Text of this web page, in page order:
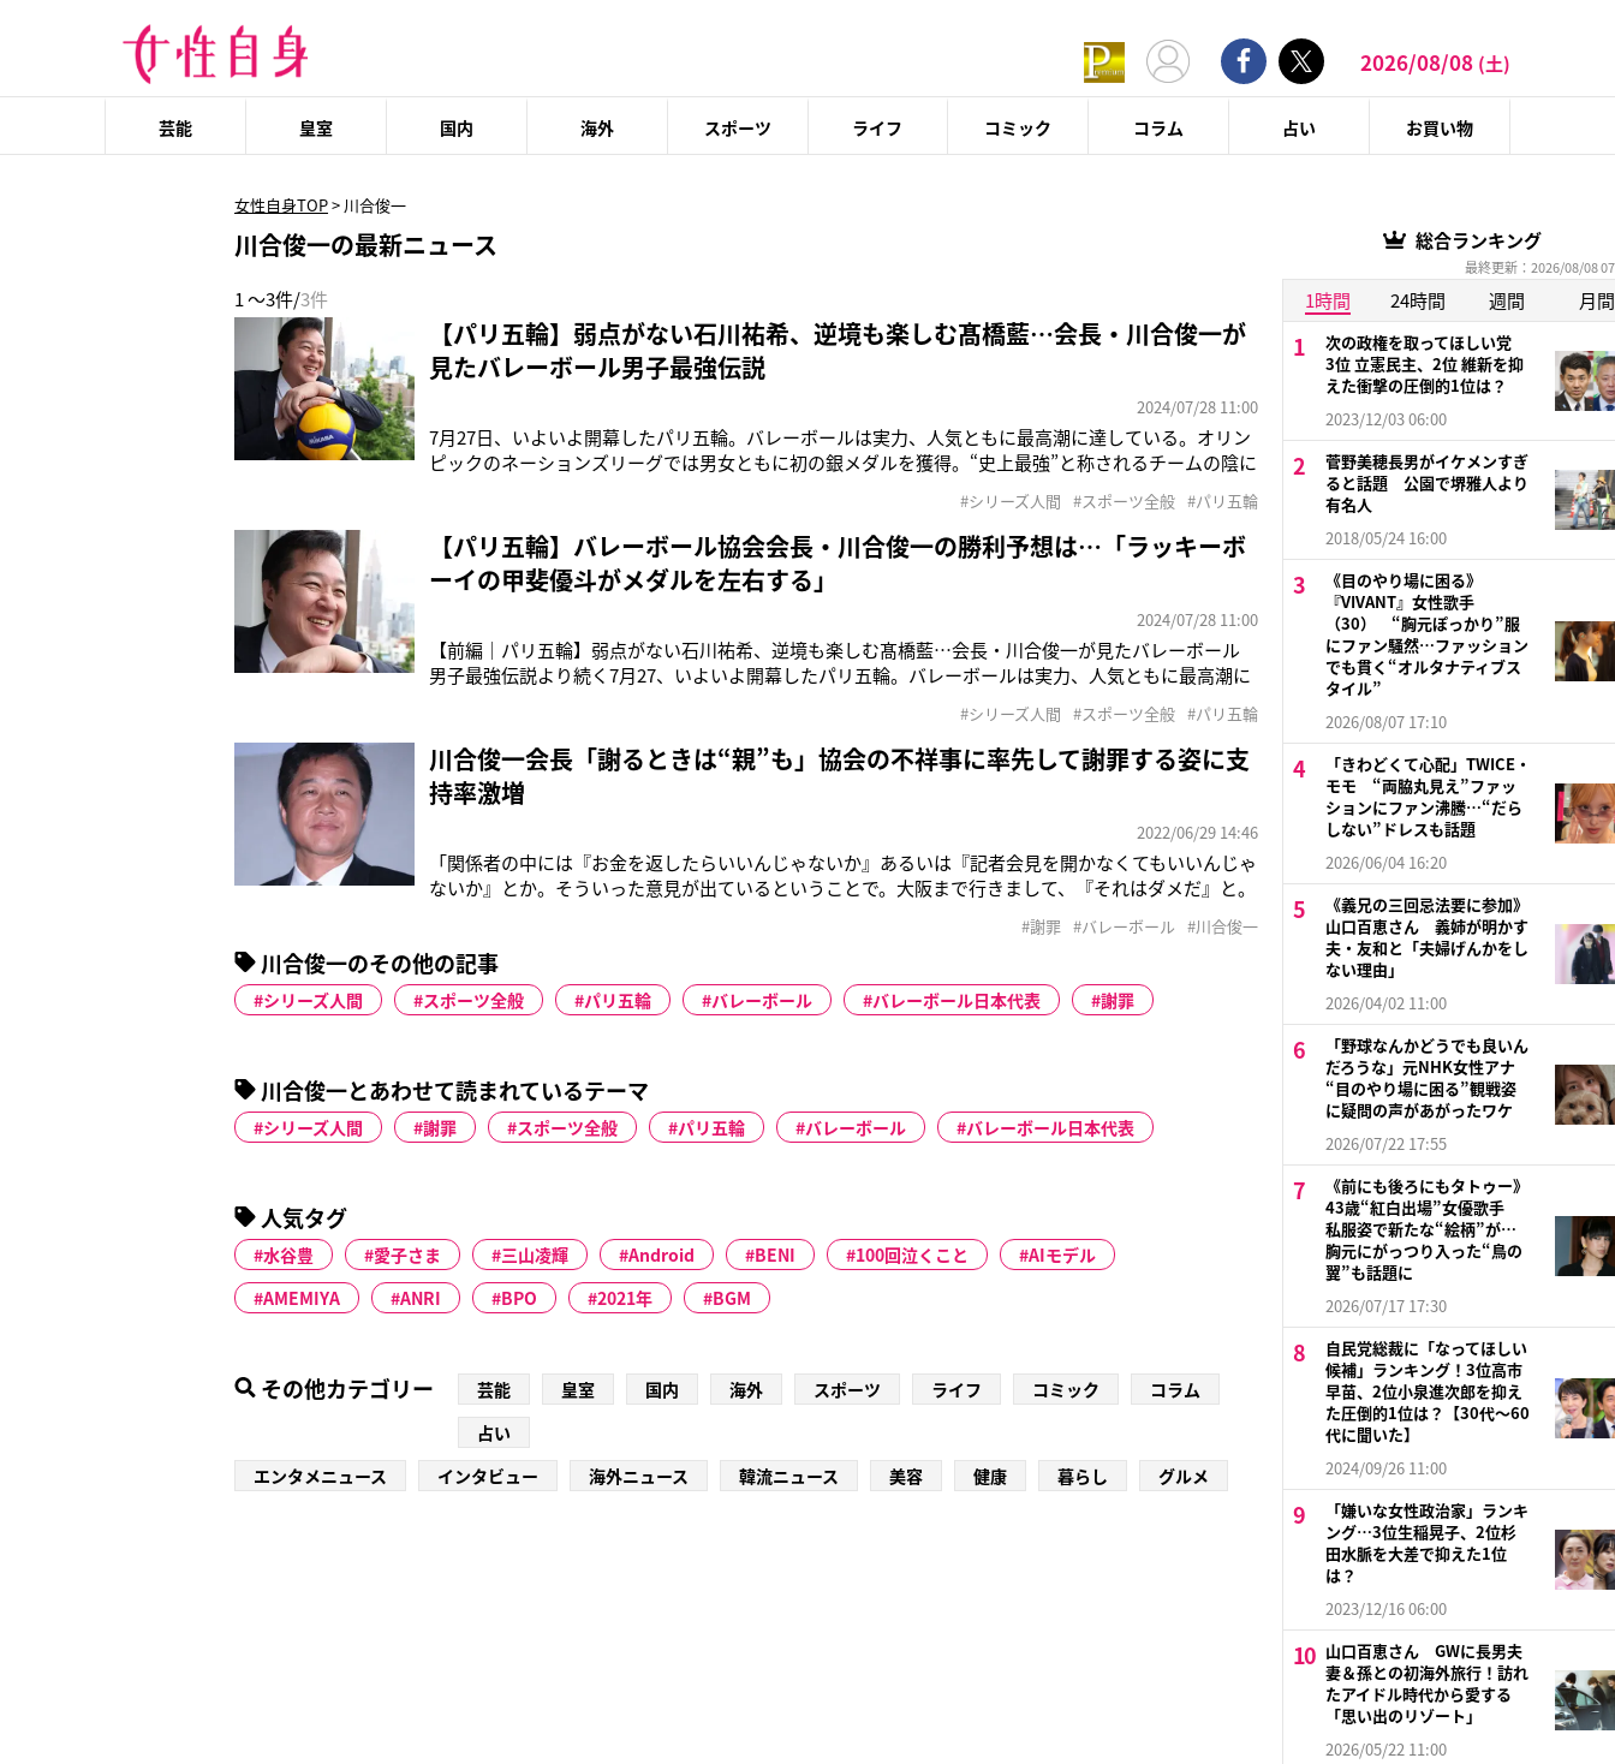
2026/08/08 (土)
芸能 皇室 国内 海外 スポーツ ライフ コミック コラム 占い お買い物
女性自身TOP> 川合俊一
川合俊一の最新ニュース
1 ～3件/3件
【パリ五輪】弱点がない石川祐希、逆境も楽しむ髙橋藍…会長・川合俊一が
見たバレーボール男子最強伝説
2024/07/28 11:00
7月27日、いよいよ開幕したパリ五輪。バレーボールは実力、人気ともに最高潮に達している。オリン
ピックのネーションズリーグでは男女ともに初の銀メダルを獲得。“史上最強”と称されるチームの陰に
任して以来、日本代表は勝ちを重ね、勢いは止まらない。「金メダルを本気で目指す」男子キャプテ
ンの石川祐希は言う。「メダルを
#シリーズ人間 #スポーツ全般 #パリ五輪
【パリ五輪】バレーボール協会会長・川合俊一の勝利予想は…「ラッキーボ
ーイの甲斐優斗がメダルを左右する」
2024/07/28 11:00
【前編｜パリ五輪】弱点がない石川祐希、逆境も楽しむ髙橋藍…会長・川合俊一が見たバレーボール
男子最強伝説より続く7月27、いよいよ開幕したパリ五輪。バレーボールは実力、人気ともに最高潮に
されるチームの陰には、勝利の女神の寵愛を受けるラッキーボーイ、川合俊一（61）の姿があった。
川合が協会会長に就任して以来、
#シリーズ人間 #スポーツ全般 #パリ五輪
川合俊一会長「謝るときは“親”も」協会の不祥事に率先して謝罪する姿に支
持率激増
2022/06/29 14:46
「関係者の中には『お金を返したらいいんじゃないか』あるいは『記者会見を開かなくてもいいんじゃ
ないか』とか。そういった意見が出ているということで。大阪まで行きまして、『それはダメだ』と。
28日、こう語ったのは日本バレーボール協会の川合俊一会長（59）だ。同日、会見を開いた大阪府バ
レーボール協会は会見。そこで、
#謝罪 #バレーボール #川合俊一
川合俊一のその他の記事
シリーズ人間 スポーツ全般 パリ五輪 バレーボール バレーボール日本代表 謝罪
川合俊一とあわせて読まれているテーマ
シリーズ人間 謝罪 スポーツ全般 パリ五輪 バレーボール バレーボール日本代表
人気タグ
水谷豊 愛子さま 三山凌輝 Android BENI 100回泣くこと
AIモデル
AMEMIYA
ANRI BPO 2021年 BGM
その他カテゴリー 芸能 皇室 国内 海外 スポーツ ライフ コミック
コラム
占い
エンタメニュース
インタビュー 海外ニュース 韓流ニュース 美容 健康 暮らし グルメ
総合ランキング
最終更新：2026/08/08
1時間 24時間 週間 月間
次の政権を取ってほしい党
3位 立憲民主、2位 維新を抑
えた衝撃の圧倒的1位は？
2023/12/03 06:00
菅野美穂長男がイケメンすぎ
ると話題 公園で堺雅人より
有名人
2018/05/24 16:00
《目のやり場に困る》
『VIVANT』女性歌手
（30） “胸元ぽっかり”服
にファン騒然…ファッション
でも貫く“オルタナティブス
タイル”
2026/08/07 17:10
「きわどくて心配」TWICE・
モモ “両脇丸見え”ファッ
ションにファン沸騰…“だら
しない”ドレスも話題
2026/06/04 16:20
《義兄の三回忌法要に参加》
山口百恵さん 義姉が明かす
夫・友和と「夫婦げんかをし
ない理由」
2026/04/02 11:00
「野球なんかどうでも良いん
だろうな」元NHK女性アナ
“目のやり場に困る”観戦姿
に疑問の声があがったワケ
2026/07/22 17:55
《前にも後ろにもタトゥー》
43歳“紅白出場”女優歌手
私服姿で新たな“絵柄”が…
胸元にがっつり入った“鳥の
翼”も話題に
2026/07/17 17:30
自民党総裁に「なってほしい
候補」ランキング！3位高市
早苗、2位小泉進次郎を抑え
た圧倒的1位は？【30代〜60
代に聞いた】
2024/09/26 11:00
「嫌いな女性政治家」ランキ
ング…3位生稲晃子、2位杉
田水脈を大差で抑えた1位
は？
2023/12/16 06:00
山口百恵さん GWに長男夫
妻＆孫との初海外旅行！訪れ
たアイドル時代から愛する
「思い出のリゾート」
2026/05/22 11:00